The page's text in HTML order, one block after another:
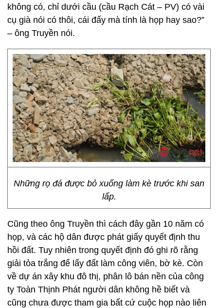
không có, chỉ dưới cầu (cầu Rạch Cát – PV) có vài
cụ già nói có thôi, cái đấy mà tính là họp hay sao?”
– ông Truyền nói.
Những rọ đá được bỏ xuống làm kè trước khi san
lấp.
Cũng theo ông Truyền thì cách đây gần 10 năm có
họp, và các hộ dân được phát giấy quyết định thu
hồi đất. Tuy nhiên trong quyết định đó ghi rõ rằng
giải tỏa trắng để lấy đất làm công viên, bờ kè. Còn
về dự án xây khu đô thị, phân lô bán nền của công
ty Toàn Thịnh Phát người dân không hề biết và
cũng chưa được tham gia bất cứ cuộc họp nào liên